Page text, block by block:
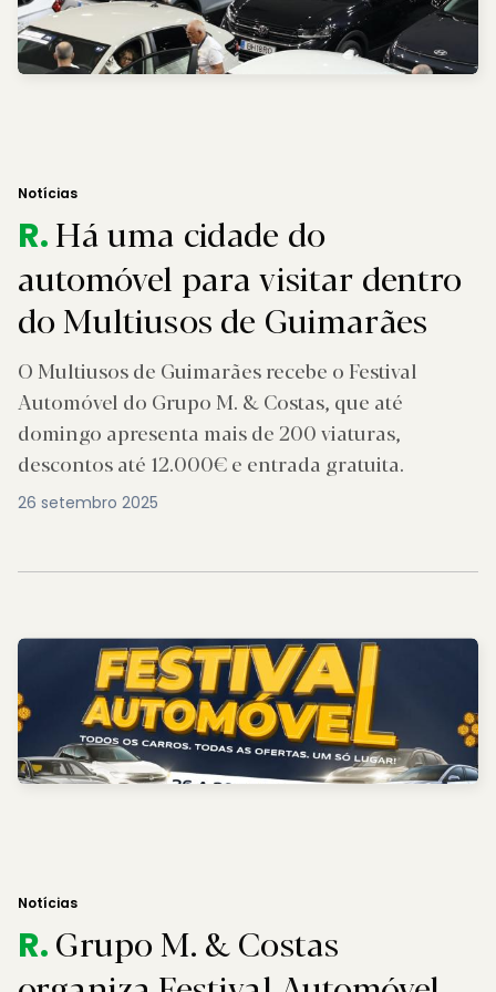
Notícias
R.Há uma cidade do
automóvel para visitar dentro
do Multiusos de Guimarães
O Multiusos de Guimarães recebe o Festival
Automóvel do Grupo M. & Costas, que até
domingo apresenta mais de 200 viaturas,
descontos até 12.000€ e entrada gratuita.
26 setembro 2025
Notícias
R.Grupo M. & Costas